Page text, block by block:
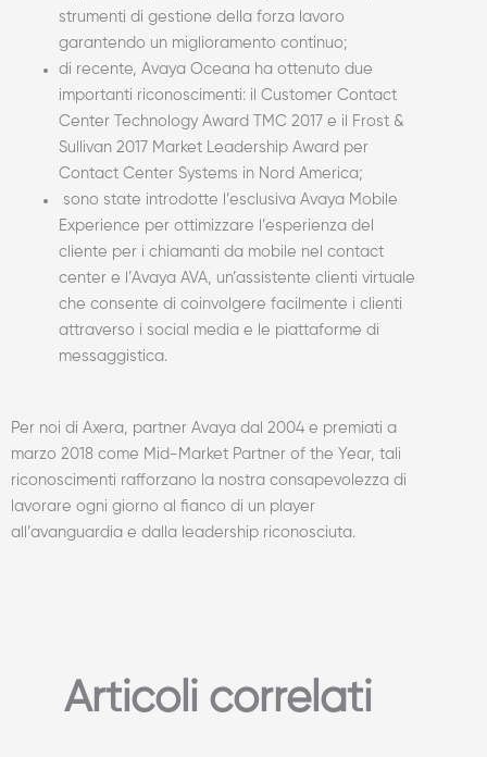
strumenti di gestione della forza lavoro
garantendo un miglioramento continuo;
di recente, Avaya Oceana ha ottenuto due
importanti riconoscimenti: il Customer Contact
Center Technology Award TMC 2017 e il Frost &
Sullivan 2017 Market Leadership Award per
Contact Center Systems in Nord America;
sono state introdotte l’esclusiva Avaya Mobile
Experience per ottimizzare l’esperienza del
cliente per i chiamanti da mobile nel contact
center e l’Avaya AVA, un’assistente clienti virtuale
che consente di coinvolgere facilmente i clienti
attraverso i social media e le piattaforme di
messaggistica.
Per noi di Axera, partner Avaya dal 2004 e premiati a
marzo 2018 come Mid-Market Partner of the Year, tali
riconoscimenti rafforzano la nostra consapevolezza di
lavorare ogni giorno al fianco di un player
all’avanguardia e dalla leadership riconosciuta.
Articoli correlati